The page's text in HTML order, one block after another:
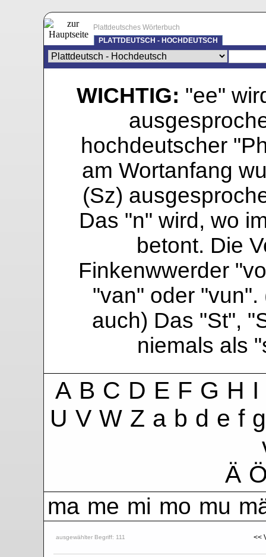
Plattdeutsches Wörterbuch
PLATTDEUTSCH - HOCHDEUTSCH
WICHTIG: "ee"
hochdeutscher
am Wortanfang
(Sz)
Das "n" wird, wo
betont. Die
Finkenwwerder
"van" oder "vun".
auch) Das "St",
niemals als
A B C D E F G H I
U V W Z a b d e f g
Ä
ma me mi mo mu
ausgewählter Begriff: 111 <<